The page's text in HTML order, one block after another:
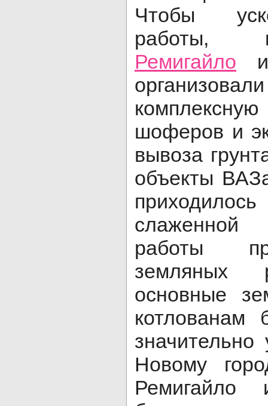
Чтобы
работы,
Ремигайло
шоферов и
вывоза
объекты
работы
земляных
основные
Новому
Ремигайло